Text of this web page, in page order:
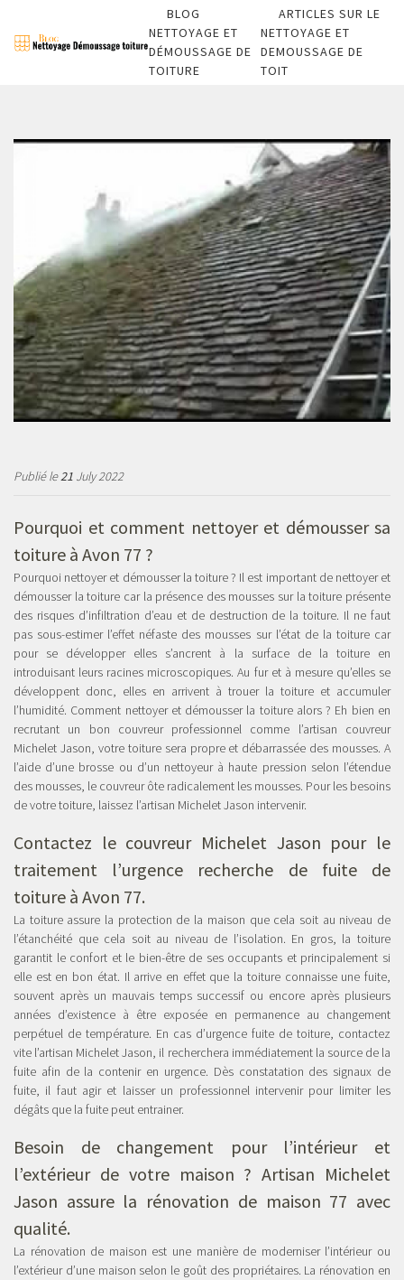
BLOG
NETTOYAGE ET
DÉMOUSSAGE DE
TOITURE
ARTICLES SUR LE
NETTOYAGE ET
DEMOUSSAGE DE
TOIT
Publié le21 July 2022
Pourquoi et comment nettoyer et démousser sa
toiture à Avon 77 ?
Pourquoi nettoyer et démousser la toiture ? Il est important de nettoyer et
démousser la toiture car la présence des mousses sur la toiture présente
des risques d’infiltration d’eau et de destruction de la toiture. Il ne faut
pas sous-estimer l’effet néfaste des mousses sur l’état de la toiture car
pour se développer elles s’ancrent à la surface de la toiture en
introduisant leurs racines microscopiques. Au fur et à mesure qu’elles se
développent donc, elles en arrivent à trouer la toiture et accumuler
l’humidité. Comment nettoyer et démousser la toiture alors ? Eh bien en
recrutant un bon couvreur professionnel comme l’artisan couvreur
Michelet Jason, votre toiture sera propre et débarrassée des mousses. A
l’aide d’une brosse ou d’un nettoyeur à haute pression selon l’étendue
des mousses, le couvreur ôte radicalement les mousses. Pour les besoins
de votre toiture, laissez l’artisan Michelet Jason intervenir.
Contactez le couvreur Michelet Jason pour le
traitement l’urgence recherche de fuite de
toiture à Avon 77.
La toiture assure la protection de la maison que cela soit au niveau de
l’étanchéité que cela soit au niveau de l’isolation. En gros, la toiture
garantit le confort et le bien-être de ses occupants et principalement si
elle est en bon état. Il arrive en effet que la toiture connaisse une fuite,
souvent après un mauvais temps successif ou encore après plusieurs
années d’existence à être exposée en permanence au changement
perpétuel de température. En cas d’urgence fuite de toiture, contactez
vite l’artisan Michelet Jason, il recherchera immédiatement la source de la
fuite afin de la contenir en urgence. Dès constatation des signaux de
fuite, il faut agir et laisser un professionnel intervenir pour limiter les
dégâts que la fuite peut entrainer.
Besoin de changement pour l’intérieur et
l’extérieur de votre maison ? Artisan Michelet
Jason assure la rénovation de maison 77 avec
qualité.
La rénovation de maison est une manière de moderniser l’intérieur ou
l’extérieur d’une maison selon le goût des propriétaires. La rénovation en